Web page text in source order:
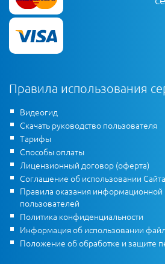
Правила использования
Видеогид
Скачать руководство пользователя
Тарифы
Способы оплаты
Лицензионный договор (оферта)
Соглашение об использовании Сайта
Правила оказания
пользователей
Политика конфиденциальности
Информация об использовании
Положение об обработке и защите